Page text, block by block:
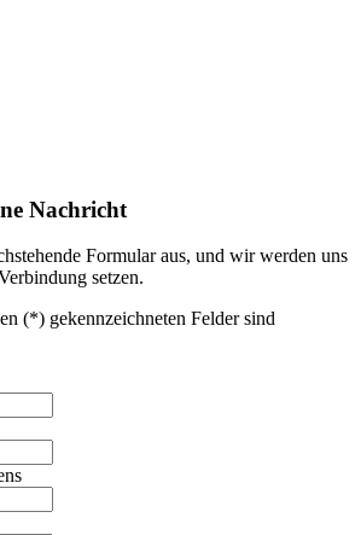
Nachricht
Formular aus, und wir werden uns
setzen.
(*) gekennzeichneten Felder sind